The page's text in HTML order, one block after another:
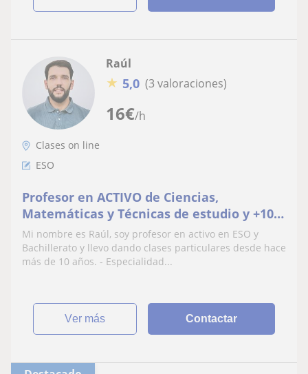
16€/h
Raúl
★ 5,0 (3 valoraciones)
Clases on line
ESO
Profesor en ACTIVO de Ciencias,
Matemáticas y Técnicas de estudio y +10
años de experiencia en Clases
Particulares. Clases on-line
Mi nombre es Raúl, soy profesor en activo en ESO y
Bachillerato y llevo dando clases particulares desde hace
más de 10 años. - Especialidad...
ver más Contactar